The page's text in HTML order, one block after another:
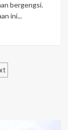
bergengsi.
ini...